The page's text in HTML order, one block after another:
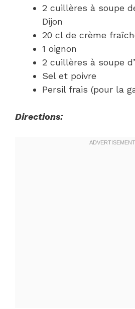
2 cuillères à soupe
Dijon
20 cl de crème
1 oignon
2 cuillères à soupe
Sel et poivre
Persil frais (pour la
Directions: